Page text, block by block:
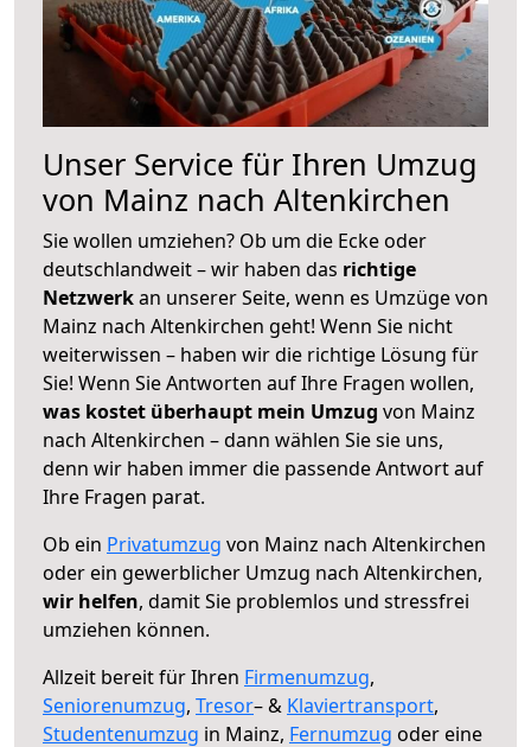
Unser Service für Ihren Umzug
von Mainz nach Altenkirchen
Sie wollen umziehen? Ob um die Ecke oder
deutschlandweit – wir haben das richtige
Netzwerkan unserer Seite, wenn es Umzüge von
Mainz nach Altenkirchen geht! Wenn Sie nicht
weiterwissen – haben wir die richtige Lösung für
Sie! Wenn Sie Antworten auf Ihre Fragen wollen,
was kostet überhaupt mein Umzug von Mainz
nach Altenkirchen – dann wählen Sie sie uns,
denn wir haben immer die passende Antwort auf
Ihre Fragen parat.
Ob ein Privatumzug von Mainz nach Altenkirchen
oder ein gewerblicher Umzug nach Altenkirchen,
wir helfen, damit Sie problemlos und stressfrei
umziehen können.
Allzeit bereit für Ihren Firmenumzug,
Seniorenumzug, Tresor– & Klaviertransport,
Studentenumzug in Mainz, Fernumzug oder eine